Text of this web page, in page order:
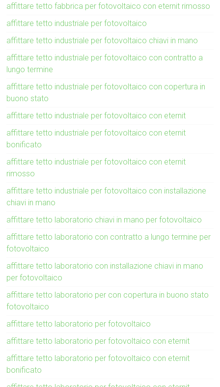
affittare tetto fabbrica per fotovoltaico con eternit rimosso
affittare tetto industriale per fotovoltaico
affittare tetto industriale per fotovoltaico chiavi in mano
affittare tetto industriale per fotovoltaico con contratto a
lungo termine
affittare tetto industriale per fotovoltaico con copertura in
buono stato
affittare tetto industriale per fotovoltaico con eternit
affittare tetto industriale per fotovoltaico con eternit
bonificato
affittare tetto industriale per fotovoltaico con eternit
rimosso
affittare tetto industriale per fotovoltaico con installazione
chiavi in mano
affittare tetto laboratorio chiavi in mano per fotovoltaico
affittare tetto laboratorio con contratto a lungo termine per
fotovoltaico
affittare tetto laboratorio con installazione chiavi in mano
per fotovoltaico
affittare tetto laboratorio per con copertura in buono stato
fotovoltaico
affittare tetto laboratorio per fotovoltaico
affittare tetto laboratorio per fotovoltaico con eternit
affittare tetto laboratorio per fotovoltaico con eternit
bonificato